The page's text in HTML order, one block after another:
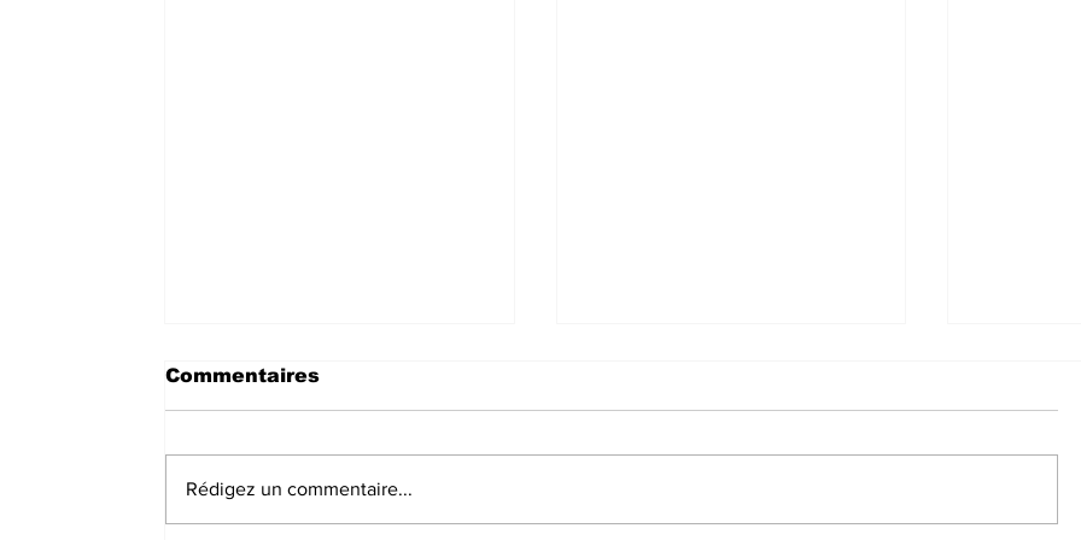
Commentaires
Rédigez un commentaire...